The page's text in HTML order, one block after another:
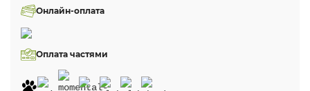
Онлайн-оплата
Оплата частями